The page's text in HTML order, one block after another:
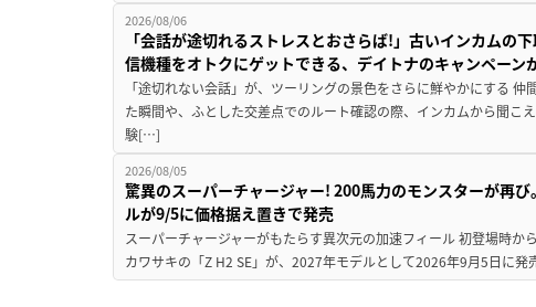
2026/08/06
「会話が途切れるストレスとおさらば!」古いインカムの
信機種をオトクにゲットできる、デイトナのキャンペーン
「途切れない会話」が、ツーリングの景色をさらに鮮やかにする
た瞬間や、ふとした交差点でのルート確認の際、インカムから聞こ
験[…]
2026/08/05
驚異のスーパーチャージャー! 200馬力のモンスターが再
ルが9/5に価格据え置きで発売
スーパーチャージャーがもたらす異次元の加速フィール 初登場時か
カワサキの「Z H2 SE」が、2027年モデルとして2026年9月5日に